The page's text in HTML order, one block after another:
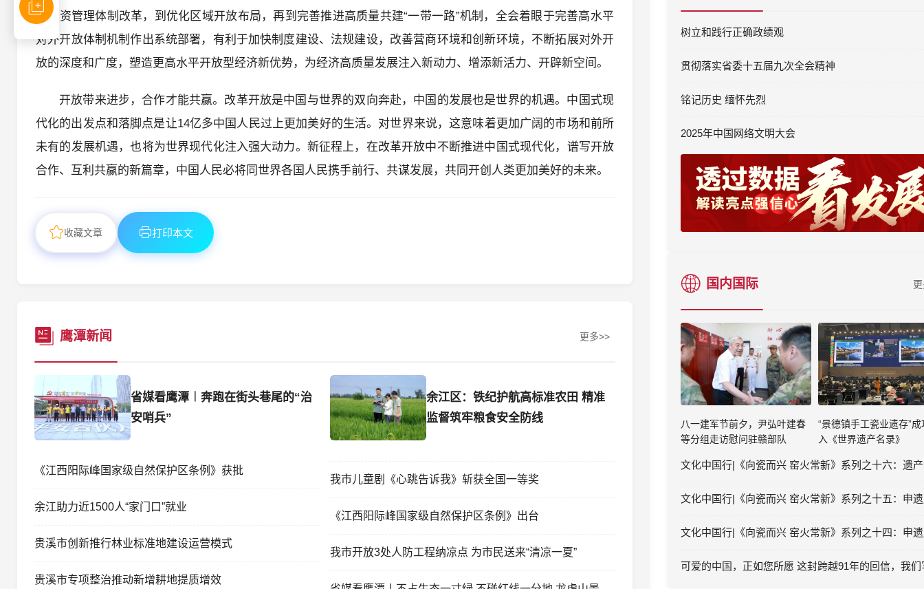
外投资管理体制改革，到优化区域开放布局，再到完善推进高质量共建“一带一路”机制，全会着眼于完善高水平
对外开放体制机制作出系统部署，有利于加快制度建设、法规建设，改善营商环境和创新环境，不断拓展对外开
放的深度和广度，塑造更高水平开放型经济新优势，为经济高质量发展注入新动力、增添新活力、开辟新空间。
开放带来进步，合作才能共赢。改革开放是中国与世界的双向奔赴，中国的发展也是世界的机遇。中国式现
代化的出发点和落脚点是让14亿多中国人民过上更加美好的生活。对世界来说，这意味着更加广阔的市场和前所
未有的发展机遇，也将为世界现代化注入强大动力。新征程上，在改革开放中不断推进中国式现代化，谱写开放
合作、互利共赢的新篇章，中国人民必将同世界各国人民携手前行、共谋发展，共同开创人类更加美好的未来。
收藏文章 打印本文
鹰潭新闻 更多>>
省媒看鹰潭︱奔跑在街头巷尾的“治
安哨兵”
余江区：铁纪护航高标准农田 精准
监督筑牢粮食安全防线
《江西阳际峰国家级自然保护区条例》获批
余江助力近1500人“家门口”就业
贵溪市创新推行林业标准地建设运营模式
贵溪市专项整治推动新增耕地提质增效
我市儿童剧《心跳告诉我》斩获全国一等奖
《江西阳际峰国家级自然保护区条例》出台
我市开放3处人防工程纳凉点 为市民送来“清凉一夏”
树立和践行正确政绩观
贯彻落实省委十五届九次全会精神
铭记历史 缅怀先烈
2025年中国网络文明大会
国内国际
八一建军节前夕，尹弘叶建春
等分组走访慰问驻赣部队
“景德镇手工瓷业遗存”成
入《世界遗产名录》